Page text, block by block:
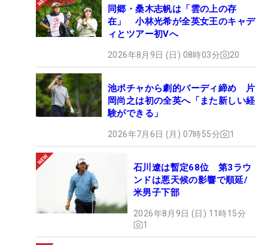
同郷・桑木志帆は「雲の上の存
在」 小林光希が全英女王のキャデ
ィとツアー初Vへ
2026年8月9日 (日) 08時03分 20
池ポチャから劇的バーディ締め 片
岡尚之は初の全英へ「また新しい経
験ができる」
2026年7月6日 (月) 07時55分 1
石川遼は暫定68位 第3ラウ
ンドは悪天候の影響で順延/
米男子下部
2026年8月9日 (日) 11時15分
1